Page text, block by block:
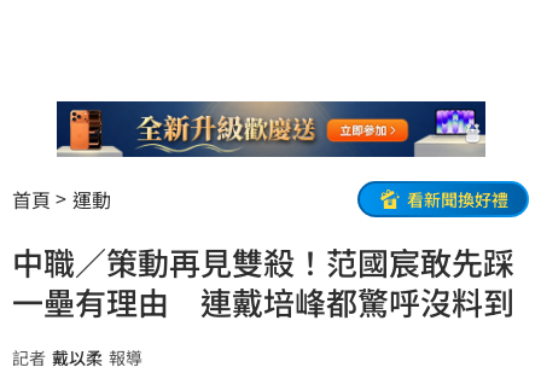
首頁 運動 看新聞換好禮
中職／策動再見雙殺！范國宸敢先踩
一壘有理由 連戴培峰都驚呼沒料到
記者 戴以柔 報導